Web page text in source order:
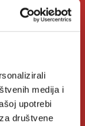
medija i
upotrebi
društvene